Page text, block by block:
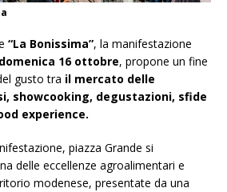
“La Bonissima”, la manifestazione
16 ottobre, propone un fine
gusto tra il mercato delle
showcooking, degustazioni, sfide
experience.
piazza Grande si
delle eccellenze agroalimentari e
modenese, presentate da una